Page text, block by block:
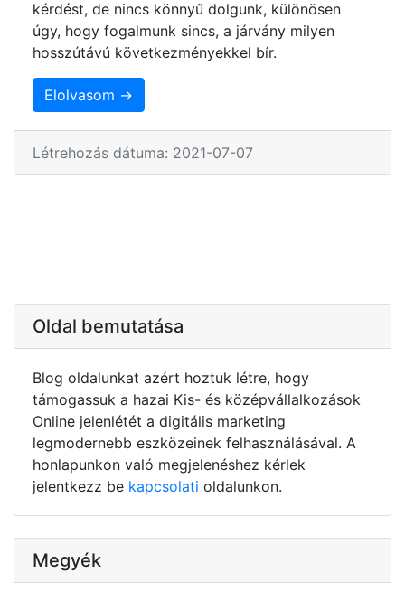
kérdést, de nincs könnyű dolgunk, különösen
úgy, hogy fogalmunk sincs, a járvány milyen
hosszútávú következményekkel bír.
Elolvasom →
Létrehozás dátuma: 2021-07-07
Oldal bemutatása
Blog oldalunkat azért hoztuk létre, hogy
támogassuk a hazai Kis- és középvállalkozások
Online jelenlétét a digitális marketing
legmodernebb eszközeinek felhasználásával. A
honlapunkon való megjelenéshez kérlek
jelentkezz be kapcsolati oldalunkon.
Megyék